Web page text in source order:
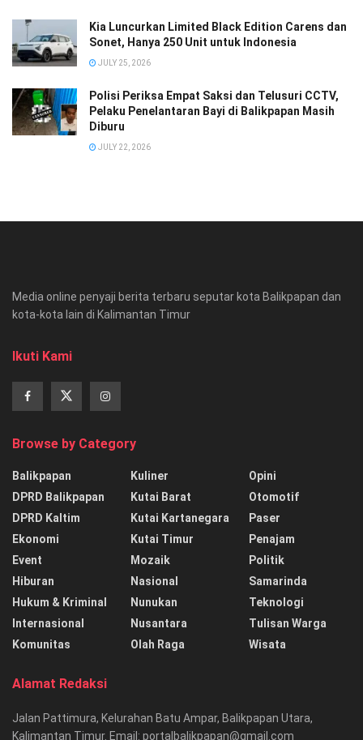
Kia Luncurkan Limited Black Edition Carens dan
Sonet, Hanya 250 Unit untuk Indonesia
JULY 25, 2026
Polisi Periksa Empat Saksi dan Telusuri CCTV,
Pelaku Penelantaran Bayi di Balikpapan Masih
Diburu
JULY 22, 2026
Media online penyaji berita terbaru seputar kota Balikpapan dan
kota-kota lain di Kalimantan Timur
Ikuti Kami
Browse by Category
Balikpapan
DPRD Balikpapan
DPRD Kaltim
Ekonomi
Event
Hiburan
Hukum & Kriminal
Internasional
Komunitas
Kuliner
Kutai Barat
Kutai Kartanegara
Kutai Timur
Mozaik
Nasional
Nunukan
Nusantara
Olah Raga
Opini
Otomotif
Paser
Penajam
Politik
Samarinda
Teknologi
Tulisan Warga
Wisata
Alamat Redaksi
Jalan Pattimura, Kelurahan Batu Ampar, Balikpapan Utara,
Kalimantan Timur. Email: portalbalikpapan@gmail.com